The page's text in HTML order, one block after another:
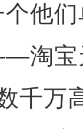
他
淘宝
千万